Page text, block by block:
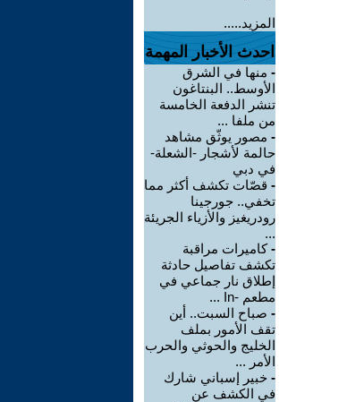
المزيد.....
احدث الأخبار المهمة
- منها في الشرق
الأوسط.. البنتاغون
تنشر الدفعة الخامسة
من ملفا ...
- مصور يوثّق مشاهد
حالمة لأشجار -الشعلة-
في دبي
- قصّات تكشف أكثر مما
تخفي.. جورجينا
رودريغيز والأزياء الجريئة
...
-كاميرات مراقبة
تكشف تفاصيل حادثة
إطلاق نار جماعي في
مطعم -In ...
- صباح السبت.. أين
تقف الأمور بملف
الخليج والحوثي والحرب
الأمر ...
- خبير إسباني شارك
في الكشف عن